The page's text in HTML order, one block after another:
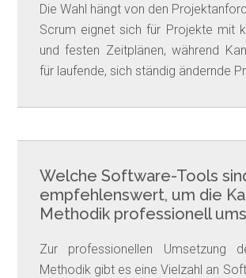
Die Wahl hängt von den
Scrum eignet sich für Projekte mit
und festen Zeitplänen, während
für laufende, sich ständig ändernde
Welche Software-Tools
empfehlenswert, um die
Methodik professionell
Zur professionellen Umsetzung
Methodik gibt es eine Vielzahl an